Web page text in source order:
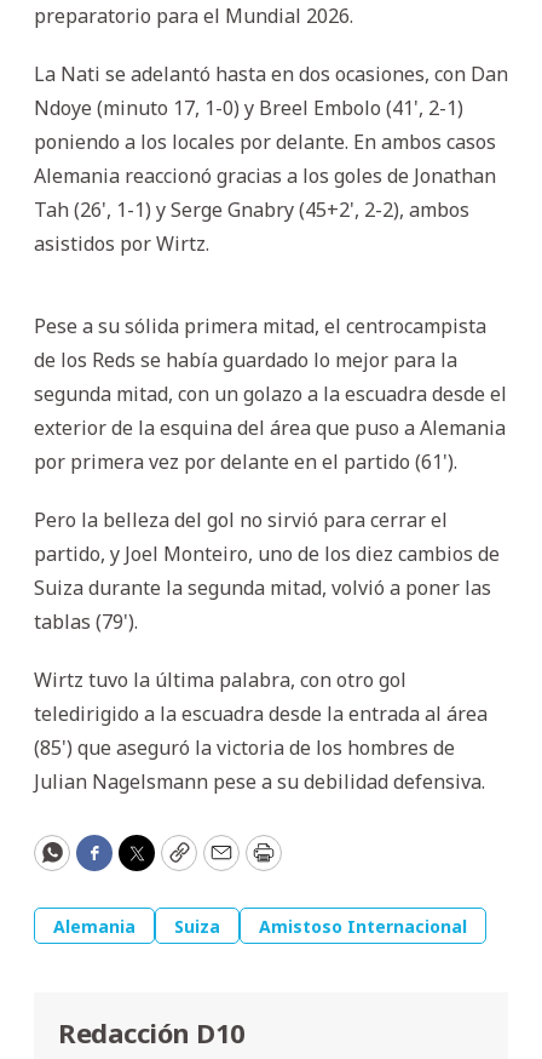
preparatorio para el Mundial 2026.
La Nati se adelantó hasta en dos ocasiones, con Dan
Ndoye (minuto 17, 1-0) y Breel Embolo (41', 2-1)
poniendo a los locales por delante. En ambos casos
Alemania reaccionó gracias a los goles de Jonathan
Tah (26', 1-1) y Serge Gnabry (45+2', 2-2), ambos
asistidos por Wirtz.
Pese a su sólida primera mitad, el centrocampista
de los Reds se había guardado lo mejor para la
segunda mitad, con un golazo a la escuadra desde el
exterior de la esquina del área que puso a Alemania
por primera vez por delante en el partido (61').
Pero la belleza del gol no sirvió para cerrar el
partido, y Joel Monteiro, uno de los diez cambios de
Suiza durante la segunda mitad, volvió a poner las
tablas (79').
Wirtz tuvo la última palabra, con otro gol
teledirigido a la escuadra desde la entrada al área
(85') que aseguró la victoria de los hombres de
Julian Nagelsmann pese a su debilidad defensiva.
WhatsApp
Facebook
Twitter
CopyEmailPrint
Alemania Suiza Amistoso Internacional
Redacción D10